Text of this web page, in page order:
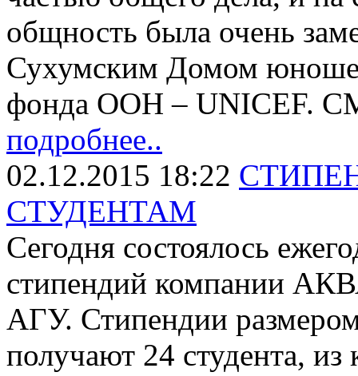
общность была очень
Сухумским Домом
фонда ООН – UNICEF.
подробнее..
02.12.2015 18:22
СТУДЕНТАМ
Сегодня состоялось
стипендий компании
АГУ. Стипендии
получают 24 студента,